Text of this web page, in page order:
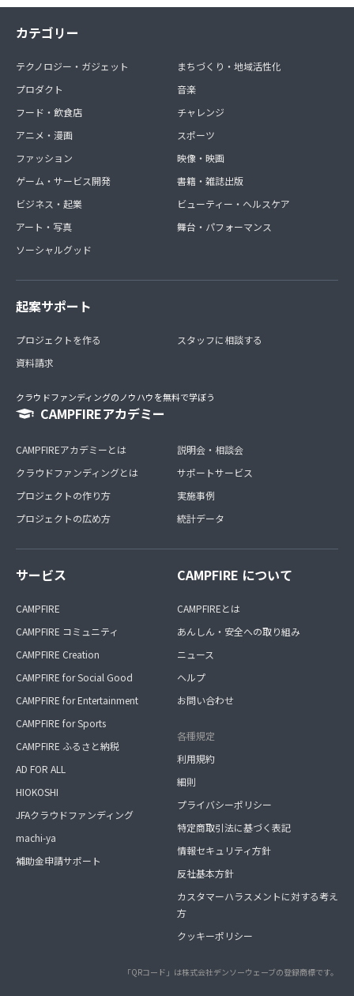
カテゴリー
テクノロジー・ガジェット
プロダクト
フード・飲食店
アニメ・漫画
ファッション
ゲーム・サービス開発
ビジネス・起業
アート・写真
ソーシャルグッド
まちづくり・地域活性化
音楽
チャレンジ
スポーツ
映像・映画
書籍・雑誌出版
ビューティー・ヘルスケア
舞台・パフォーマンス
起案サポート
プロジェクトを作る
資料請求
スタッフに相談する
クラウドファンディングのノウハウを無料で学ぼう
CAMPFIREアカデミー
CAMPFIREアカデミーとは
クラウドファンディングとは
プロジェクトの作り方
プロジェクトの広め方
説明会・相談会
サポートサービス
実施事例
統計データ
サービス
CAMPFIRE
CAMPFIRE コミュニティ
CAMPFIRE Creation
CAMPFIRE for Social Good
CAMPFIRE for Entertainment
CAMPFIRE for Sports
CAMPFIRE ふるさと納税
AD FOR ALL
HIOKOSHI
JFAクラウドファンディング
machi-ya
補助金申請サポート
CAMPFIRE について
CAMPFIREとは
あんしん・安全への取り組み
ニュース
ヘルプ
お問い合わせ
各種規定
利用規約
細則
プライバシーポリシー
特定商取引法に基づく表記
情報セキュリティ方針
反社基本方針
カスタマーハラスメントに対する考え
方
クッキーポリシー
「QRコード」は株式会社デンソーウェーブの登録商標です。